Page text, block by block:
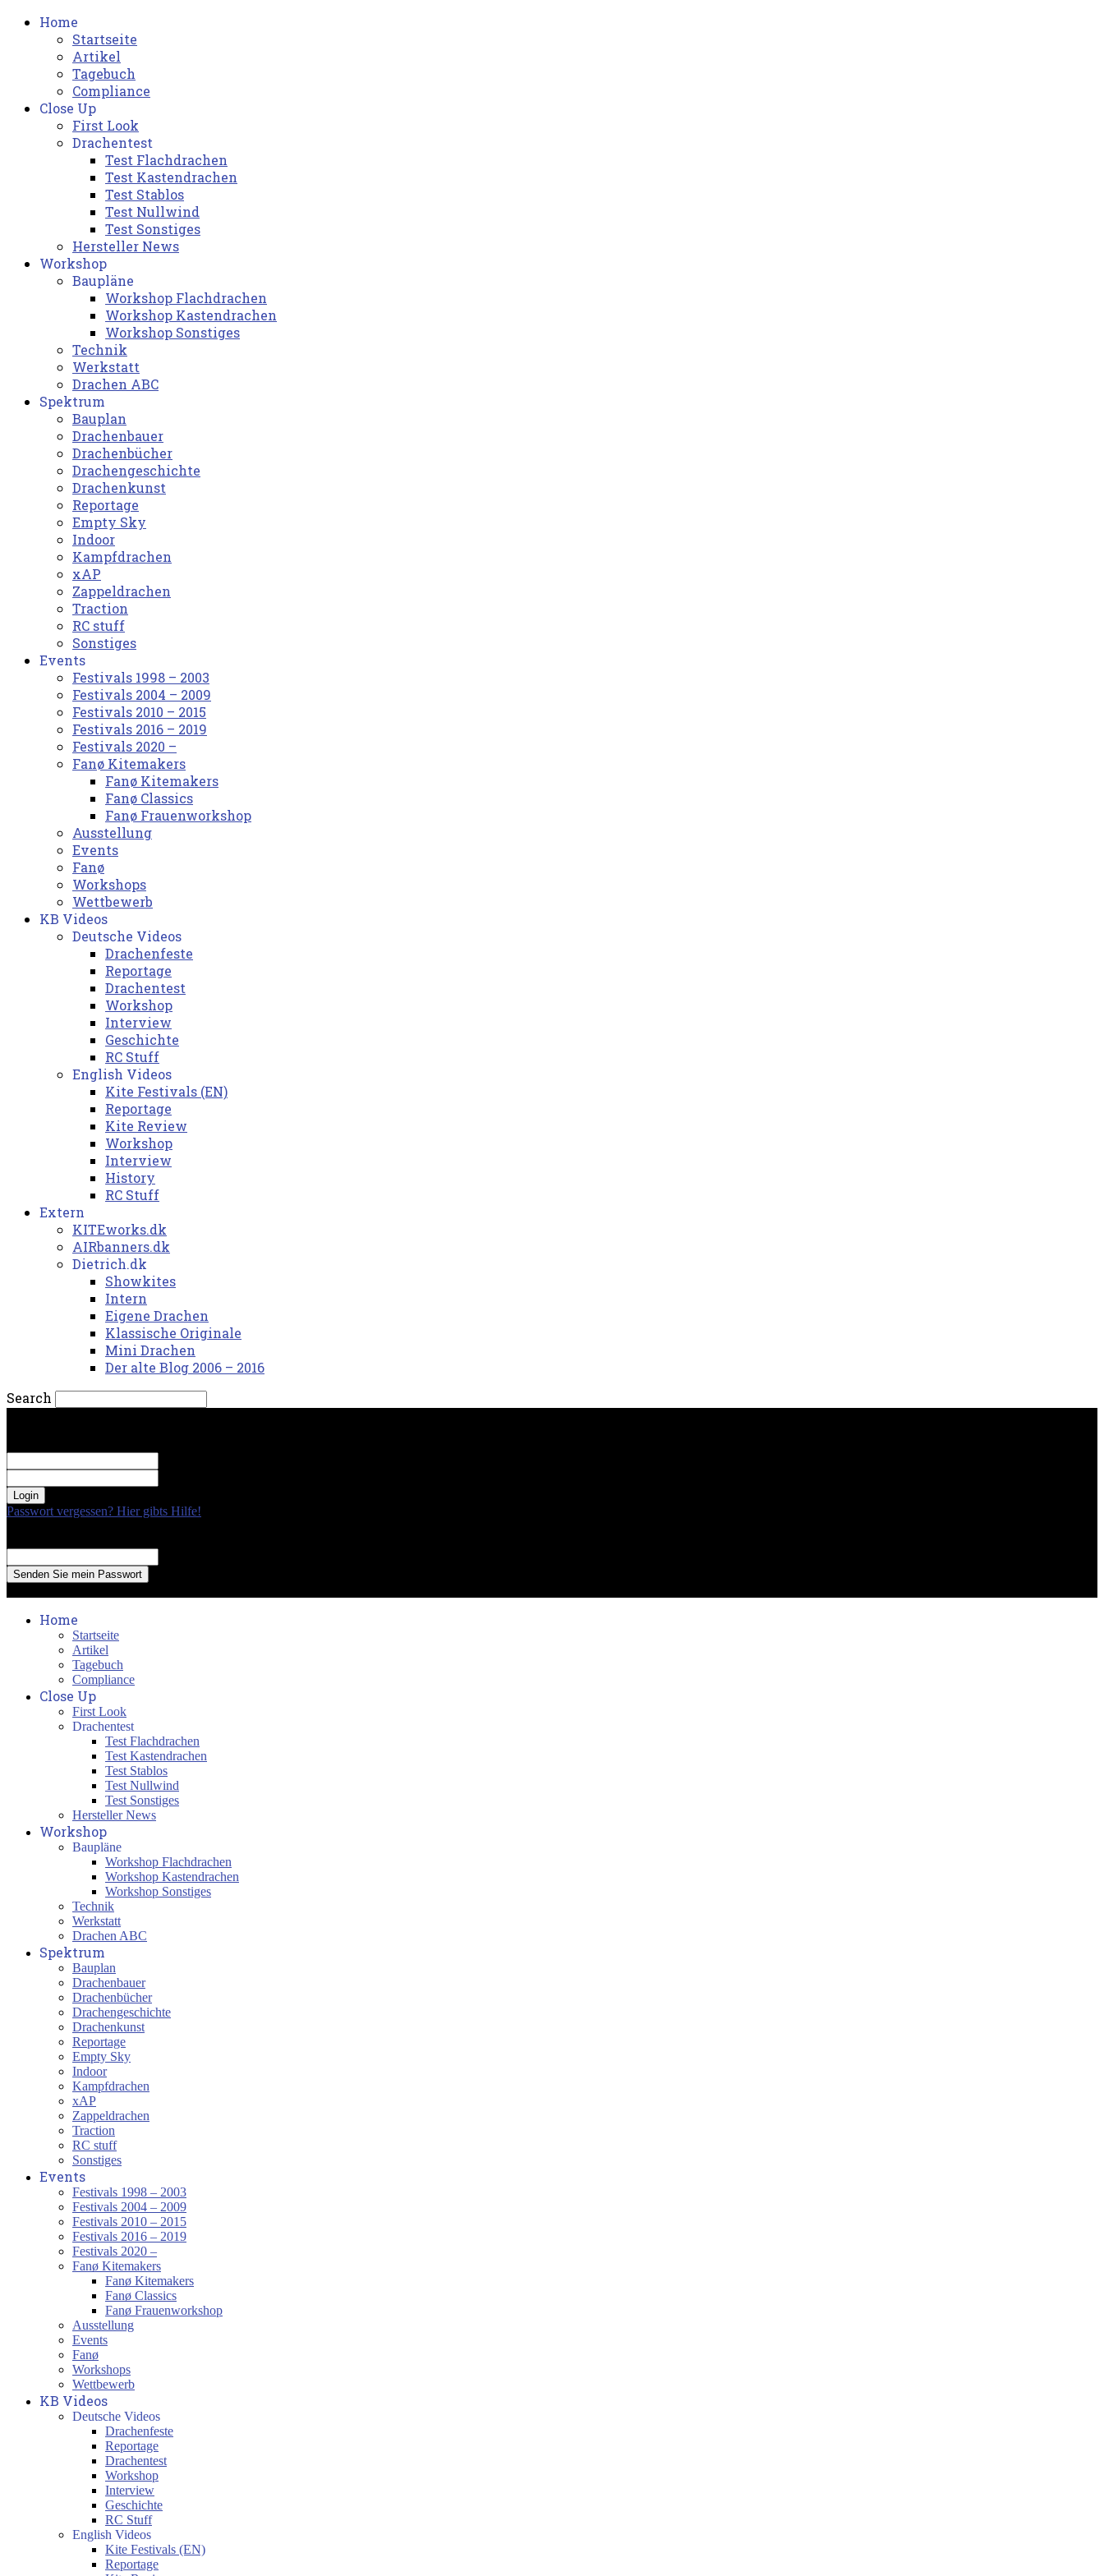
Home
Startseite
Artikel
Tagebuch
Compliance
Close Up
First Look
Drachentest
Test Flachdrachen
Test Kastendrachen
Test Stablos
Test Nullwind
Test Sonstiges
Hersteller News
Workshop
Baupläne
Workshop Flachdrachen
Workshop Kastendrachen
Workshop Sonstiges
Technik
Werkstatt
Drachen ABC
Spektrum
Bauplan
Drachenbauer
Drachenbücher
Drachengeschichte
Drachenkunst
Reportage
Empty Sky
Indoor
Kampfdrachen
xAP
Zappeldrachen
Traction
RC stuff
Sonstiges
Events
Festivals 1998 – 2003
Festivals 2004 – 2009
Festivals 2010 – 2015
Festivals 2016 – 2019
Festivals 2020 –
Fanø Kitemakers
Fanø Kitemakers
Fanø Classics
Fanø Frauenworkshop
Ausstellung
Events
Fanø
Workshops
Wettbewerb
KB Videos
Deutsche Videos
Drachenfeste
Reportage
Drachentest
Workshop
Interview
Geschichte
RC Stuff
English Videos
Kite Festivals (EN)
Reportage
Kite Review
Workshop
Interview
History
RC Stuff
Extern
KITEworks.dk
AIRbanners.dk
Dietrich.dk
Showkites
Intern
Eigene Drachen
Klassische Originale
Mini Drachen
Der alte Blog 2006 – 2016
Search
Passwort vergessen? Hier gibts Hilfe!
Home
Startseite
Artikel
Tagebuch
Compliance
Close Up
First Look
Drachentest
Test Flachdrachen
Test Kastendrachen
Test Stablos
Test Nullwind
Test Sonstiges
Hersteller News
Workshop
Baupläne
Workshop Flachdrachen
Workshop Kastendrachen
Workshop Sonstiges
Technik
Werkstatt
Drachen ABC
Spektrum
Bauplan
Drachenbauer
Drachenbücher
Drachengeschichte
Drachenkunst
Reportage
Empty Sky
Indoor
Kampfdrachen
xAP
Zappeldrachen
Traction
RC stuff
Sonstiges
Events
Festivals 1998 – 2003
Festivals 2004 – 2009
Festivals 2010 – 2015
Festivals 2016 – 2019
Festivals 2020 –
Fanø Kitemakers
Fanø Kitemakers
Fanø Classics
Fanø Frauenworkshop
Ausstellung
Events
Fanø
Workshops
Wettbewerb
KB Videos
Deutsche Videos
Drachenfeste
Reportage
Drachentest
Workshop
Interview
Geschichte
RC Stuff
English Videos
Kite Festivals (EN)
Reportage